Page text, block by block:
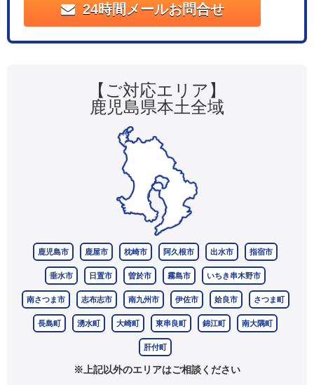
24時間メールお問合せ
【ご対応エリア】
鹿児島県本土全域
鹿児島市 鹿屋市 枕崎市 阿久根市 出水市 指宿市
垂水市 日置市 曽於市 霧島市 いちき串木野市
南さつま市 志布志市 南九州市 伊佐市 姶良市 さつま町
長島町 湧水町 大崎町 東串良町 錦江町 南大隅町
肝付町
※上記以外のエリアはご相談ください